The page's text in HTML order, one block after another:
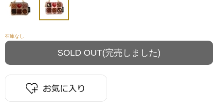
在庫なし